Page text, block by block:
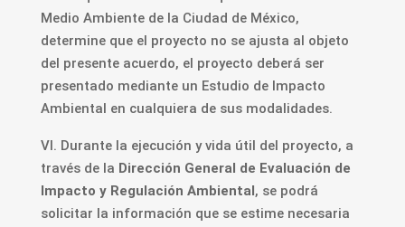
Medio Ambiente de la Ciudad de México,
determine que el proyecto no se ajusta al objeto
del presente acuerdo, el proyecto deberá ser
presentado mediante un Estudio de Impacto
Ambiental en cualquiera de sus modalidades.
VI. Durante la ejecución y vida útil del proyecto, a
través de la Dirección General de Evaluación de
Impacto y Regulación Ambiental , se podrá
solicitar la información que se estime necesaria